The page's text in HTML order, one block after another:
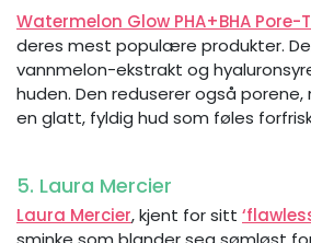
Watermelon Glow PHA+BHA Pore-
deres mest populære produkter.
vannmelon-ekstrakt og
huden. Den reduserer også
en glatt, fyldig hud som føles
5. Laura Mercier
Laura Mercier, kjent for sitt